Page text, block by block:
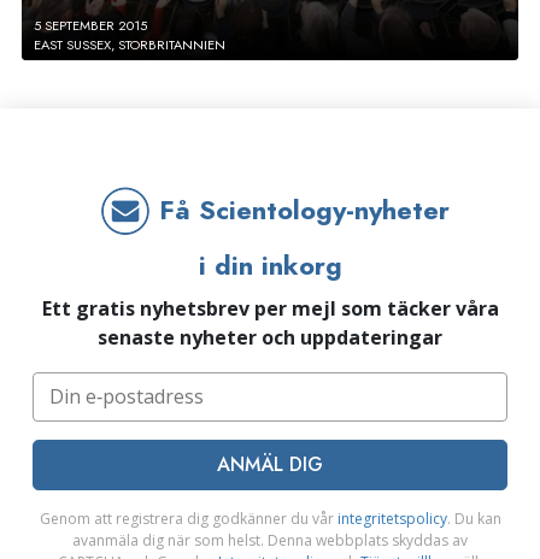
5 SEPTEMBER 2015
EAST SUSSEX, STORBRITANNIEN
Få Scientology-nyheter
i din inkorg
Ett gratis nyhetsbrev per mejl som täcker våra
senaste nyheter och uppdateringar
ANMÄL DIG
Genom att registrera dig godkänner du vår integritetspolicy. Du kan
avanmäla dig när som helst. Denna webbplats skyddas av